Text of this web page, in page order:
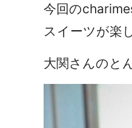
今回の
スイーツが楽
大関さんのと